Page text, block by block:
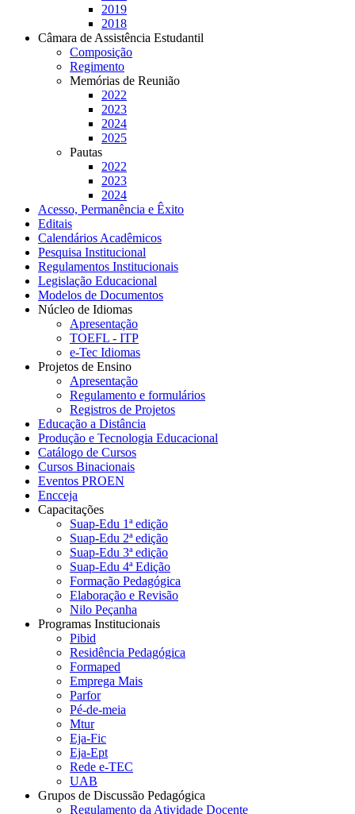
2019
2018
Câmara de Assistência Estudantil
Composição
Regimento
Memórias de Reunião
2022
2023
2024
2025
Pautas
2022
2023
2024
Acesso, Permanência e Êxito
Editais
Calendários Acadêmicos
Pesquisa Institucional
Regulamentos Institucionais
Legislação Educacional
Modelos de Documentos
Núcleo de Idiomas
Apresentação
TOEFL - ITP
e-Tec Idiomas
Projetos de Ensino
Apresentação
Regulamento e formulários
Registros de Projetos
Educação a Distância
Produção e Tecnologia Educacional
Catálogo de Cursos
Cursos Binacionais
Eventos PROEN
Encceja
Capacitações
Suap-Edu 1ª edição
Suap-Edu 2ª edição
Suap-Edu 3ª edição
Suap-Edu 4ª Edição
Formação Pedagógica
Elaboração e Revisão
Nilo Peçanha
Programas Institucionais
Pibid
Residência Pedagógica
Formaped
Emprega Mais
Parfor
Pé-de-meia
Mtur
Eja-Fic
Eja-Ept
Rede e-TEC
UAB
Grupos de Discussão Pedagógica
Regulamento da Atividade Docente